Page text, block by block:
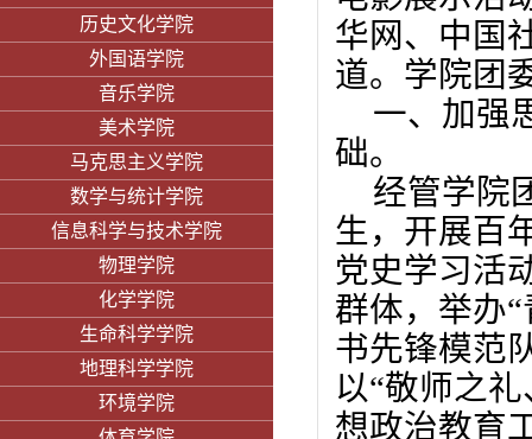
历史文化学院
外国语学院
音乐学院
美术学院
马克思主义学院
数学与统计学院
信息科学与技术学院
物理学院
化学学院
生命科学学院
地理科学学院
环境学院
华网、中国
道。学院团
一、加强
础。
经管学院
生，开展百
党史学习活
群体，举办
书先锋模范
以“敬师之
想政治教育